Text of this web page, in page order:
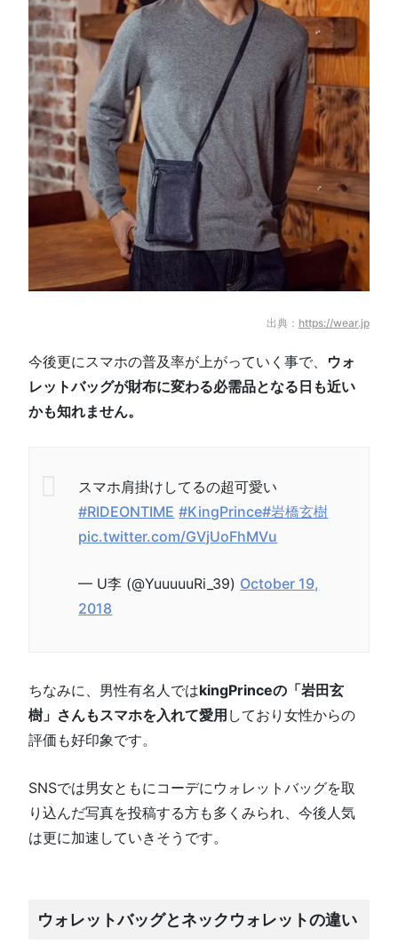
出典： https://wear.jp
今後更にスマホの普及率が上がっていく事で、 ウォ
レットバッグが財布に変わる必需品となる日も近い
かも知れません。
スマホ肩掛けしてるの超可愛い
#RIDEONTIME #KingPrince#岩橋玄樹
pic.twitter.com/GVjUoFhMVu
— U李 (@YuuuuuRi_39) October 19,
2018
ちなみに、男性有名人ではkingPrinceの「岩田玄
樹」さんもスマホを入れて愛用 しており女性からの
評価も好印象です。
SNSでは男女ともにコーデにウォレットバッグを取
り込んだ写真を投稿する方も多くみられ、今後人気
は更に加速していきそうです。
ウォレットバッグとネックウォレットの違い